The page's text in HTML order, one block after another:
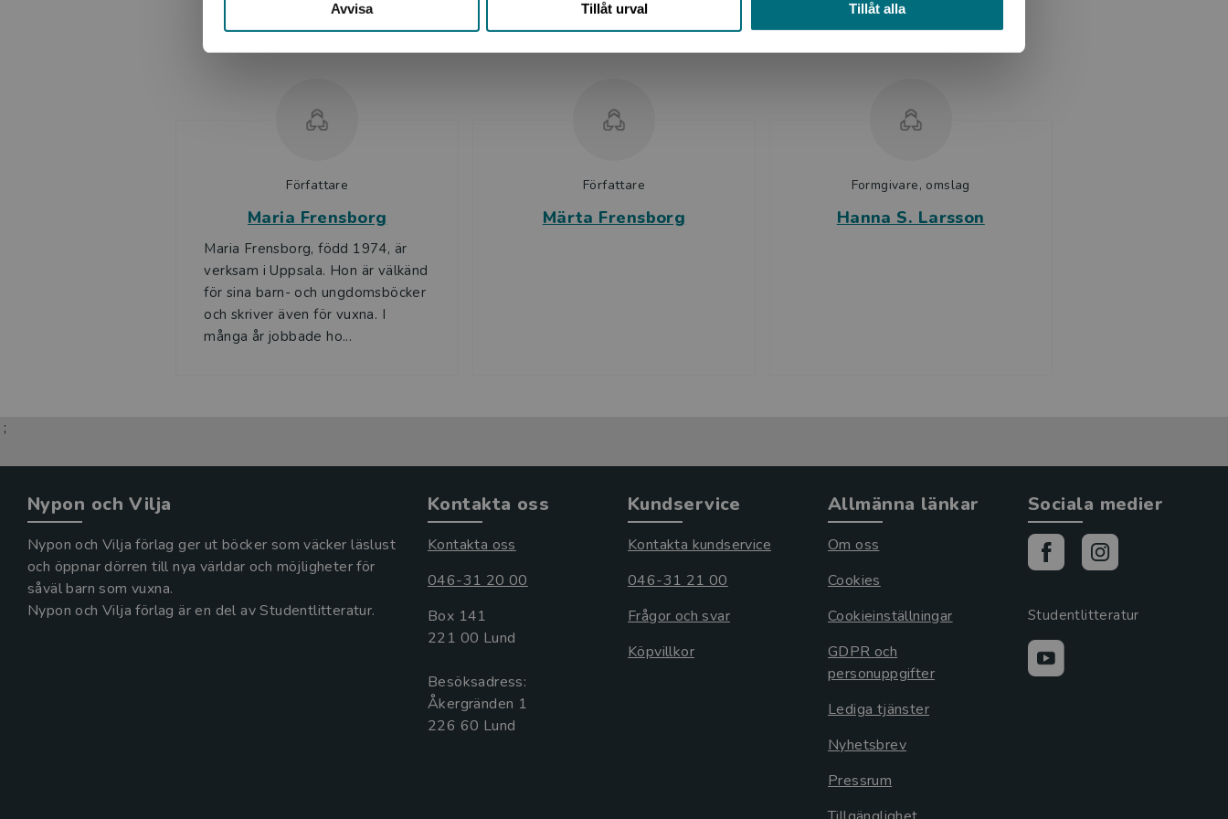
Avvisa Tillåt urval Tillåt alla
Lättlästa böcker från Vilja är ofta något kortare, har alltid ett lättare språk och ett innehåll anpassat för en vuxen
Upphovspersoner
Författare
Maria Frensborg
Maria Frensborg, född 1974, är
verksam i Uppsala. Hon är välkänd
för sina barn- och ungdomsböcker
och skriver även för vuxna. I
många år jobbade ho...
Författare
Märta Frensborg
Formgivare, omslag
Hanna S. Larsson
;
Nypon och Vilja
Nypon och Vilja förlag ger ut böcker som väcker läslust
och öppnar dörren till nya världar och möjligheter för
såväl barn som vuxna.
Nypon och Vilja förlag är en del av Studentlitteratur.
Kontakta oss
Kontakta oss
046-31 20 00
Box 141
221 00 Lund
Besöksadress:
Åkergränden 1
Kundservice
Kontakta kundservice
046-31 21 00
Frågor och svar
Köpvillkor
Allmänna länkar
Om oss
Cookies
Cookieinställningar
GDPR och
personuppgifter
Lediga tjänster
Nyhetsbrev
Pressrum
Sociala medier
Studentlitteratur